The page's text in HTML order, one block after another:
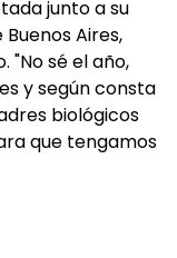
junto a su
Aires,
"No sé el año,
y según consta
biológicos
que tengamos